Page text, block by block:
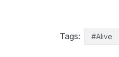
Tags: #Alive